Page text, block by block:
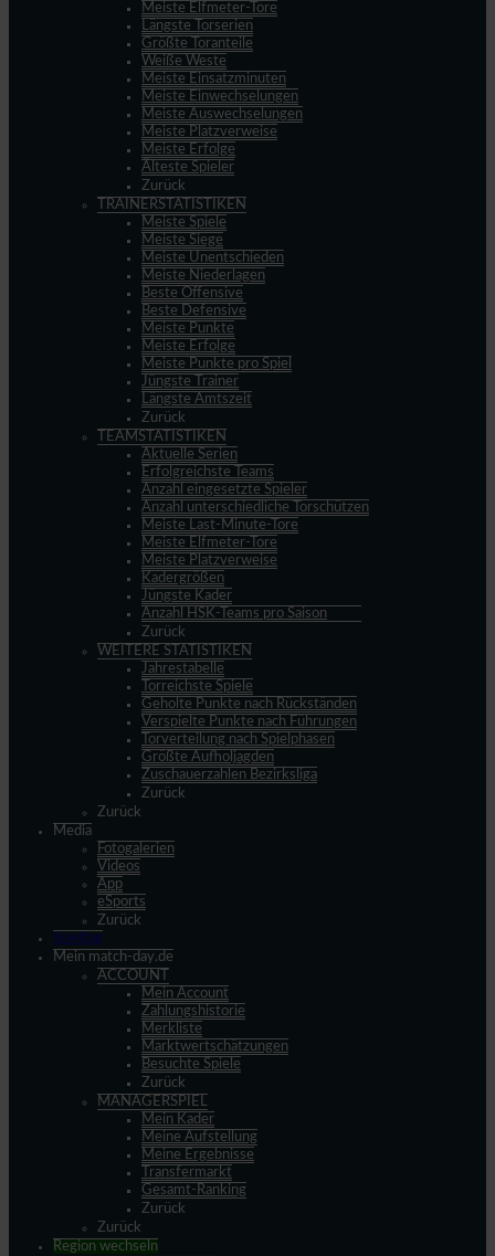
Meiste Elfmeter-Tore
Längste Torserien
Größte Toranteile
Weiße Weste
Meiste Einsatzminuten
Meiste Einwechselungen
Meiste Auswechselungen
Meiste Platzverweise
Meiste Erfolge
Älteste Spieler
Zurück
TRAINERSTATISTIKEN
Meiste Spiele
Meiste Siege
Meiste Unentschieden
Meiste Niederlagen
Beste Offensive
Beste Defensive
Meiste Punkte
Meiste Erfolge
Meiste Punkte pro Spiel
Jüngste Trainer
Längste Amtszeit
Zurück
TEAMSTATISTIKEN
Aktuelle Serien
Erfolgreichste Teams
Anzahl eingesetzte Spieler
Anzahl unterschiedliche Torschützen
Meiste Last-Minute-Tore
Meiste Elfmeter-Tore
Meiste Platzverweise
Kadergrößen
Jüngste Kader
Anzahl HSK-Teams pro Saison
Zurück
WEITERE STATISTIKEN
Jahrestabelle
Torreichste Spiele
Geholte Punkte nach Rückständen
Verspielte Punkte nach Führungen
Torverteilung nach Spielphasen
Größte Aufholjagden
Zuschauerzahlen Bezirksliga
Zurück
Zurück
Media
Fotogalerien
Videos
App
eSports
Zurück
Spieltag
Mein match-day.de
ACCOUNT
Mein Account
Zahlungshistorie
Merkliste
Marktwertschätzungen
Besuchte Spiele
Zurück
MANAGERSPIEL
Mein Kader
Meine Aufstellung
Meine Ergebnisse
Transfermarkt
Gesamt-Ranking
Zurück
Zurück
Region wechseln